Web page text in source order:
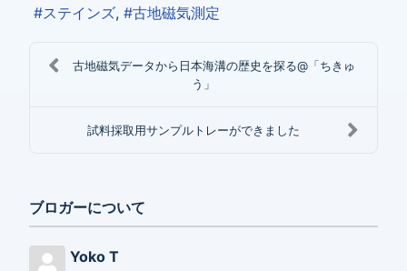
ステインズ
古地磁気測定
古地磁気データから日本海溝の歴史を探る@「ちきゅ
う」
試料採取用サンプルトレーができました
ブロガーについて
Yoko T